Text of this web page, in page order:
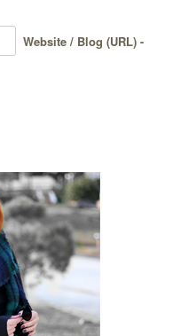
Website / Blog (URL) -